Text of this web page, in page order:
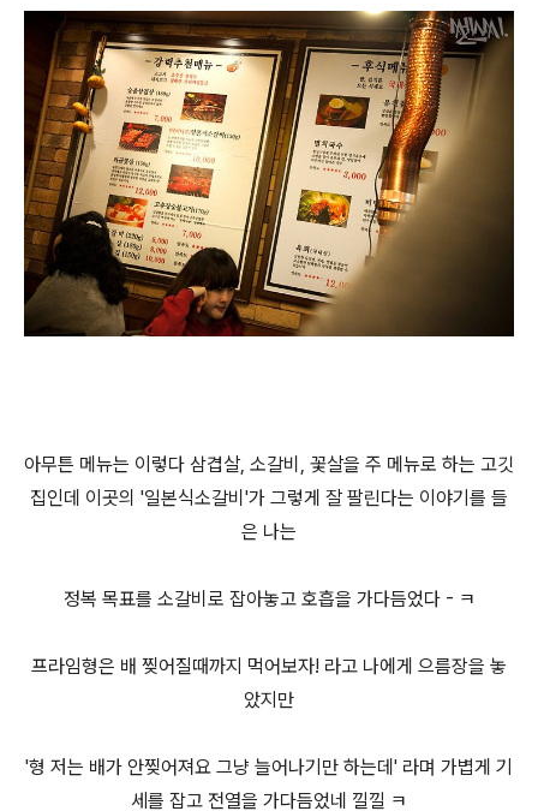
아무튼 메뉴는 이렇다 삼겹살, 소갈비, 꽃살을 주 메뉴로 하는 고깃
집인데 이곳의 '일본식소갈비'가 그렇게 잘 팔린다는 이야기를 들
은 나는
정복 목표를 소갈비로 잡아놓고 호흡을 가다듬었다 - ㅋ
프라임형은 배 찢어질때까지 먹어보자! 라고 나에게 으름장을 놓
았지만
'형 저는 배가 안찢어져요 그냥 늘어나기만 하는데' 라며 가볍게 기
세를 잡고 전열을 가다듬었네 낄낄 ㅋ